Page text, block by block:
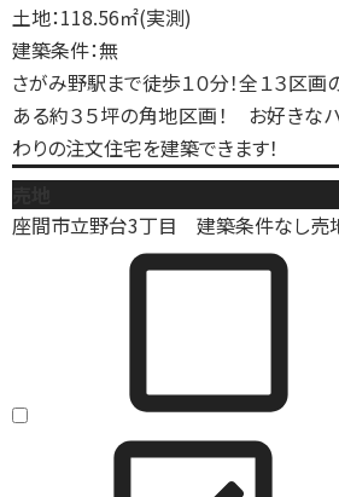
土地：118.56㎡(実測)
建築条件：無
さがみ野駅まで徒歩１０分！全１３区
ある約３５坪の角地区画！ お好きな
わりの注文住宅を建築できます！
座間市立野台3丁目 建築条件なし売